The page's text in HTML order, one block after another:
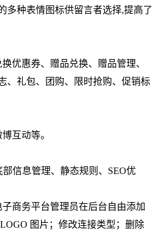
多种表情图标供留言者选择,提高了
优惠券、赠品兑换、赠品管理、
、礼包、团购、限时抢购、促销标
互动等。
信息管理、静态规则、SEO优
商务平台管理员在后台自由添加
图片；修改连接类型；删除